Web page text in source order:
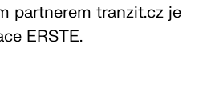
partnerem tranzit.cz je
ERSTE.